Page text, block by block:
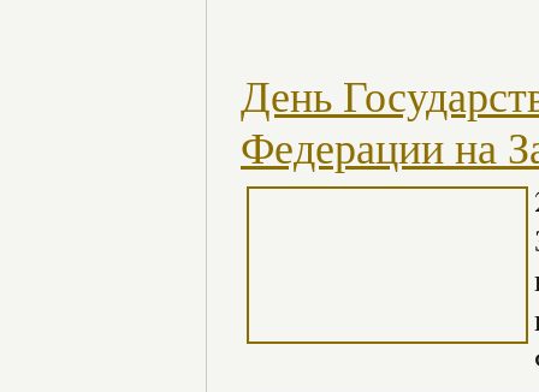
День
Федерации на